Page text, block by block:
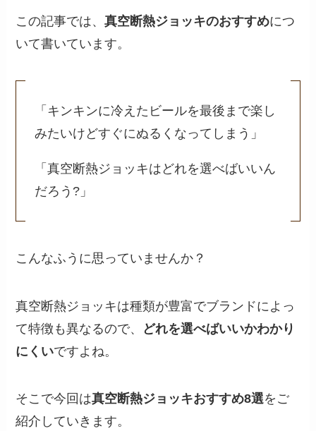
この記事では、真空断熱ジョッキのおすすめにつ
いて書いています。
「キンキンに冷えたビールを最後まで楽し
みたいけどすぐにぬるくなってしまう」
「真空断熱ジョッキはどれを選べばいいん
だろう?」
こんなふうに思っていませんか？
真空断熱ジョッキは種類が豊富でブランドによっ
て特徴も異なるので、
どれを選べばいいかわかり
にくいですよね。
そこで今回は真空断熱ジョッキおすすめ8選をご
紹介していきます。